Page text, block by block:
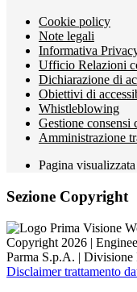
Cookie policy
Note legali
Informativa
Ufficio Relazioni
Dichiarazione di
Obiettivi di
Whistleblowing
Gestione consensi
Amministrazione
Pagina visualizzata
Sezione Copyright
Copyright 2026 |
Parma S.p.A. |
Disclaimer trattamento